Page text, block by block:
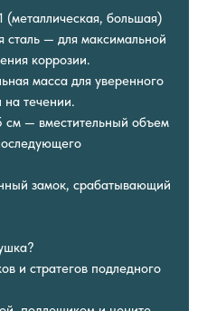
большая)
— для максимальной
коррозии.
масса для уверенного
на течении.
см — вместительный объем
замок, срабатывающий
и стратегов подледного